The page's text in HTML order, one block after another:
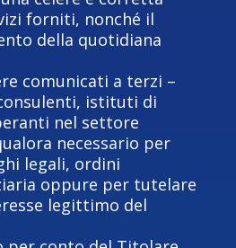
forniti, nonché il
della quotidiana
comunicati a terzi –
istituti di
nel settore
necessario per
legali, ordini
oppure per tutelare
legittimo del